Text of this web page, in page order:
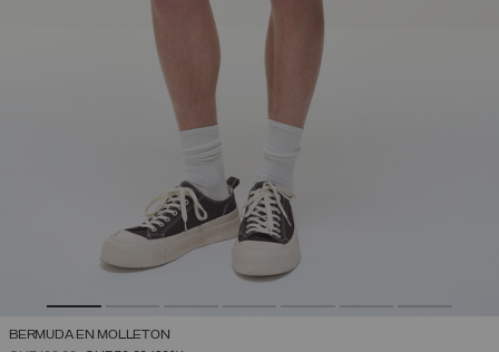
BERMUDA EN MOLLETON